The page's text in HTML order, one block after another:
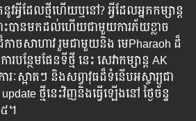
អ្វីដែលថ្មីហើយឬនៅ? អ្វីដែលអ្នកកម្សាន្ត
ោះបានមកដល់ហើយជាមួយការភ័យខ្លាច
ាចសាហាវ រួមជាមួយនិង មេPharaoh ដ៏
ថែម​ផែនទី​​ថ្មី ​នេះ សេវា​កម្សាន្ត AK
ៈ​​​ស្អាត​​​ៗ ​​និង​​​​សព្វាវុធ​​​ដ៏​​​ទំនើប​​​​​​អស្ចារ្យ​​​ជា​​​​​
ថ្មី​​នេះ​​​​វិញ​​​​និង​​​​ធ្វើ​​​​ឡើង​​​នៅ​​ ថ្ងៃ​​ច័ន្ទ​​
។